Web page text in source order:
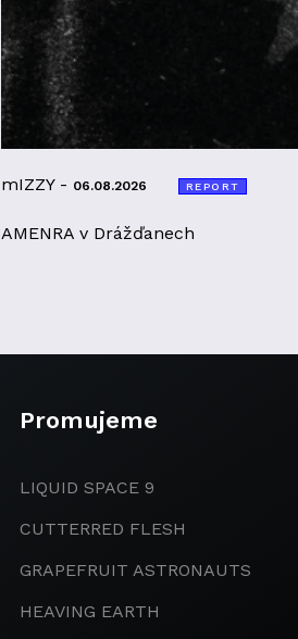
mIZZY - 06.08.2026 REPORT
AMENRA v Drážďanech
Promujeme
LIQUID SPACE 9
CUTTERRED FLESH
GRAPEFRUIT ASTRONAUTS
HEAVING EARTH